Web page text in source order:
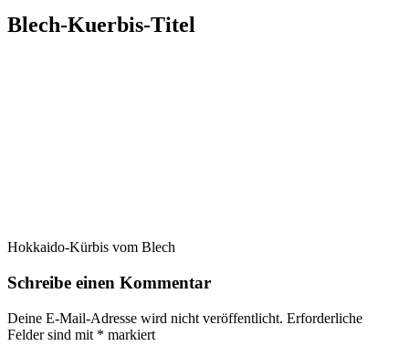
Blech-Kuerbis-Titel
Hokkaido-Kürbis vom Blech
Schreibe einen Kommentar
Deine E-Mail-Adresse wird nicht veröffentlicht. Erforderliche
Felder sind mit * markiert